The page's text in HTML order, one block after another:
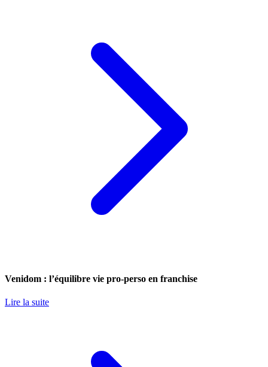
Venidom : l’équilibre vie pro-perso en franchise
Lire la suite